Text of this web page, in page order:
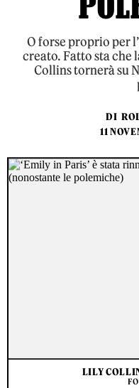
O forse proprio per
creato. Fatto sta che
Collins tornerà su
DI
11
LILY